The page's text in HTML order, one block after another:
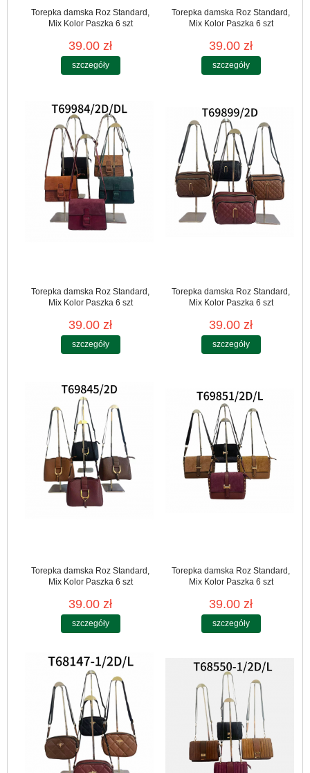
Torepka damska Roz Standard,
Mix Kolor Paszka 6 szt
39.00 zł
szczegóły
Torepka damska Roz Standard,
Mix Kolor Paszka 6 szt
39.00 zł
szczegóły
Torepka damska Roz Standard,
Mix Kolor Paszka 6 szt
39.00 zł
szczegóły
Torepka damska Roz Standard,
Mix Kolor Paszka 6 szt
39.00 zł
szczegóły
Torepka damska Roz Standard,
Mix Kolor Paszka 6 szt
39.00 zł
szczegóły
Torepka damska Roz Standard,
Mix Kolor Paszka 6 szt
39.00 zł
szczegóły